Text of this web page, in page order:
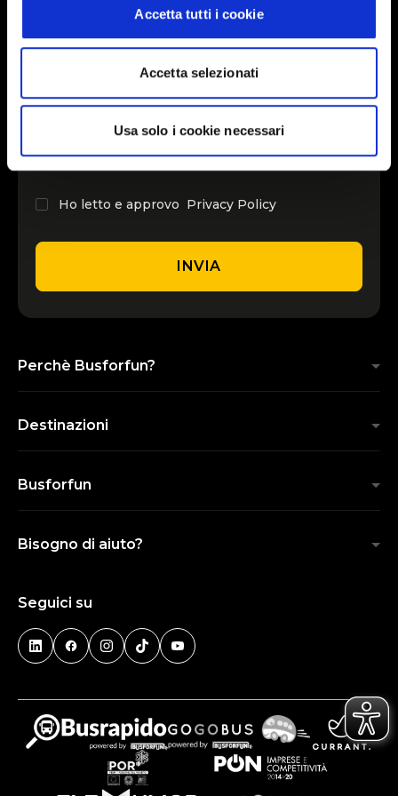
Accetta tutti i cookie
Accetta selezionati
Usa solo i cookie necessari
INSERISCI IL TUO NOME
INSERISCI LA TUA EMAIL
Ho letto e approvo Privacy Policy
INVIA
Perchè Busforfun?
Destinazioni
Busforfun
Bisogno di aiuto?
Seguici su